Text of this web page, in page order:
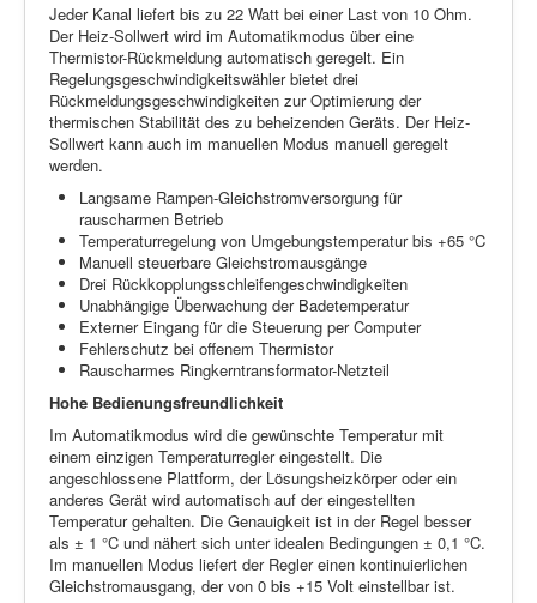
Jeder Kanal liefert bis zu 22 Watt bei einer Last von 10 Ohm.
Der Heiz-Sollwert wird im Automatikmodus über eine
Thermistor-Rückmeldung automatisch geregelt. Ein
Regelungsgeschwindigkeitswähler bietet drei
Rückmeldungsgeschwindigkeiten zur Optimierung der
thermischen Stabilität des zu beheizenden Geräts. Der Heiz-
Sollwert kann auch im manuellen Modus manuell geregelt
werden.
Langsame Rampen-Gleichstromversorgung für
rauscharmen Betrieb
Temperaturregelung von Umgebungstemperatur bis +65 °C
Manuell steuerbare Gleichstromausgänge
Drei Rückkopplungsschleifengeschwindigkeiten
Unabhängige Überwachung der Badetemperatur
Externer Eingang für die Steuerung per Computer
Fehlerschutz bei offenem Thermistor
Rauscharmes Ringkerntransformator-Netzteil
Hohe Bedienungsfreundlichkeit
Im Automatikmodus wird die gewünschte Temperatur mit
einem einzigen Temperaturregler eingestellt. Die
angeschlossene Plattform, der Lösungsheizkörper oder ein
anderes Gerät wird automatisch auf der eingestellten
Temperatur gehalten. Die Genauigkeit ist in der Regel besser
als ± 1 °C und nähert sich unter idealen Bedingungen ± 0,1 °C.
Im manuellen Modus liefert der Regler einen kontinuierlichen
Gleichstromausgang, der von 0 bis +15 Volt einstellbar ist.